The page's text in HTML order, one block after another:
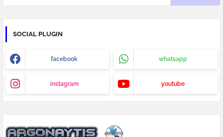
SOCIAL PLUGIN
facebook whatsapp
instagram youtube